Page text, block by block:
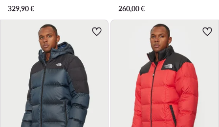
329,90€
260,00€